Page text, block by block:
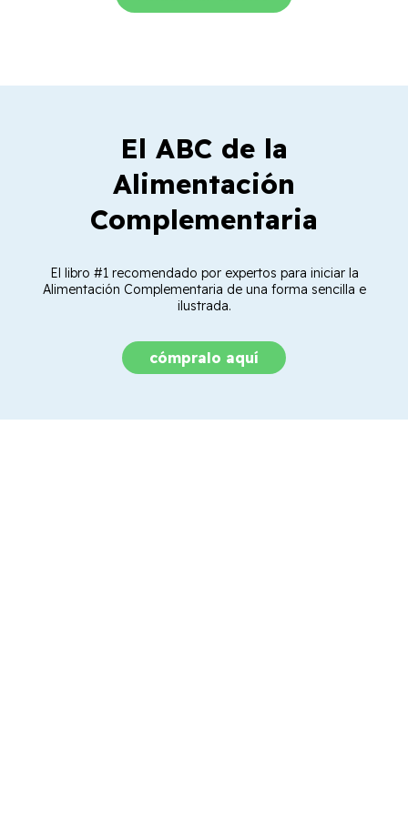
El ABC de la
Alimentación
Complementaria
El libro #1 recomendado por expertos para iniciar la
Alimentación Complementaria de una forma sencilla e
ilustrada.
cómpralo aquí